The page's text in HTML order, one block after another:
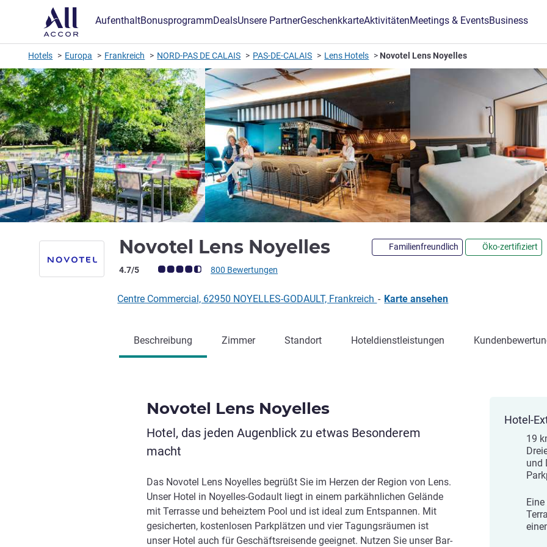
AufenthaltBonusprogrammDealsUnsere PartnerGeschenkkarteAktivitätenMeetings & EventsBusiness
Hotels Europa Frankreich NORD-PAS DE CALAIS PAS-DE-CALAIS Lens Hotels Novotel Lens Noyelles
Novotel Lens Noyelles 4 SterneFamilienfreundlich Öko-zertifiziert
Note Kundenmeinungen (Bewertung ALL)
4.7/5 800 Bewertungen
Centre Commercial, 62950 NOYELLES-GODAULT, Frankreich - Karte ansehen
Beschreibung Zimmer Standort Hoteldienstleistungen
Novotel Lens Noyelles
Hotel, das jeden Augenblick zu etwas Besonderem
macht
Das Novotel Lens Noyelles begrüßt Sie im Herzen der Region von Lens.
Unser Hotel in Noyelles-Godault liegt in einem parkähnlichen Gelände
mit Terrasse und beheiztem Pool und ist ideal zum Entspannen. Mit
gesicherten, kostenlosen Parkplätzen und vier Tagungsräumen ist
unser Hotel auch für Geschäftsreisende geeignet. Nutzen Sie unser Bar-
Hotel-
19
und